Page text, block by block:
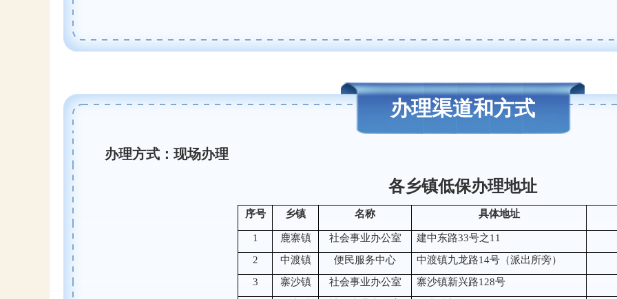
办理渠道和方式
办理方式：现场办理
各乡镇低保办理地址
序号 乡镇 名称 具体地址
1 鹿寨镇 社会事业办公室 建中东路33号之11
2
中渡镇 便民服务中心 中渡镇九龙路14号（派出所旁）
3
寨沙镇 社会事业办公室 寨沙镇新兴路128号